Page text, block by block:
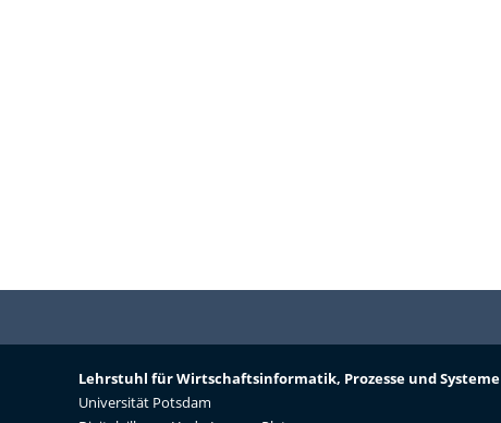
Lehrstuhl für Wirtschaftsinformatik, Prozesse und Systeme
Universität Potsdam